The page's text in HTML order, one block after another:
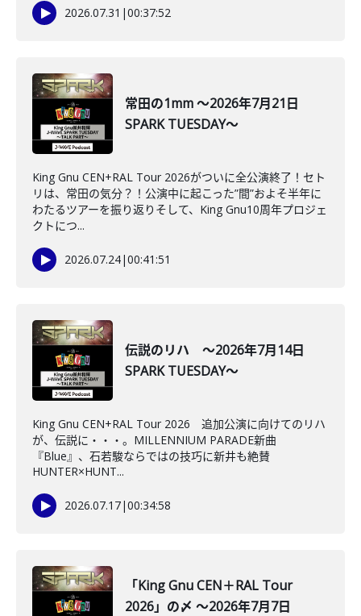
2026.07.31 |00:37:52
常田の1mm ～2026年7月21日
SPARK TUESDAY～
King Gnu CEN+RAL Tour 2026がついに全公演終了！セト
リは、常田の気分？！公演中に起こった”間”およそ半年に
わたるツアーを振り返りそして、King Gnu10周年プロジェ
クトにつ...
2026.07.24|00:41:51
伝説のリハ ～2026年7月14日
SPARK TUESDAY～
King Gnu CEN+RAL Tour 2026 追加公演に向けてのリハ
が、伝説に・・・。MILLENNIUM PARADE新曲
『Blue』、石若駿ならではの技巧に新井も絶賛
HUNTER×HUNT...
2026.07.17|00:34:58
「King Gnu CEN＋RAL Tour
2026」の〆 ～2026年7月7日